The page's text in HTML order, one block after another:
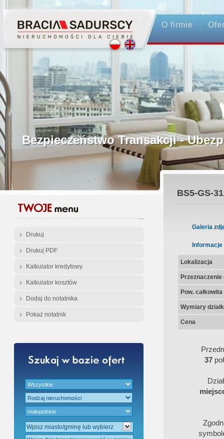
O firmie
Profesjonalne Pośrednictwo
Bezpieczeństwo Transakcji -
Licencjonowani Pośrednicy
Gwarancja Zwrotu Zadatku
Gratis - Przedwstępna Umowa
Drukuj
Drukuj PDF
Kalkulator kredytowy
Kalkulator kosztów
Dodaj do notatnika
Pokaż notatnik
BS5-GS-
Galeria
Informacje
Lokalizacja
Przeznaczenie
Pow.
Wymiary
Cena
37